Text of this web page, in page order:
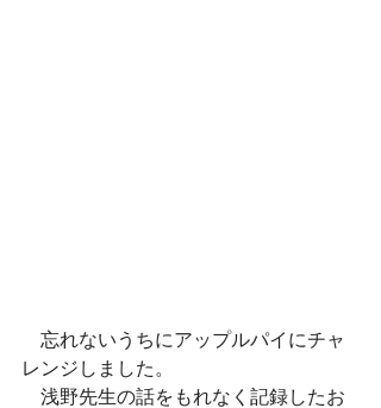
忘れないうちにアップルパイにチャ
レンジしました。
浅野先生の話をもれなく記録したお